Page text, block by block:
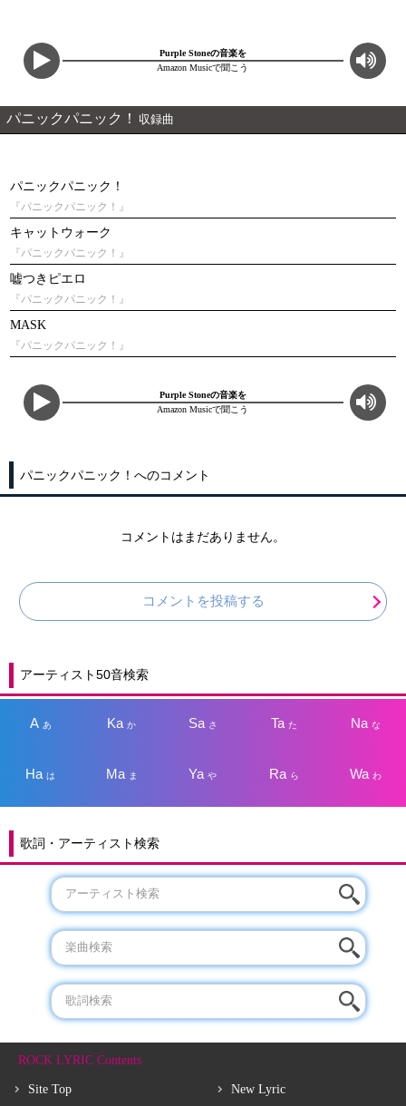
Purple Stoneの音楽を
Amazon Musicで聞こう
パニックパニック！ 収録曲
パニックパニック！
『パニックパニック！』
キャットウォーク
『パニックパニック！』
嘘つきピエロ
『パニックパニック！』
MASK
『パニックパニック！』
Purple Stoneの音楽を
Amazon Musicで聞こう
パニックパニック！へのコメント
コメントはまだありません。
コメントを投稿する
アーティスト50音検索
A あ Kaか Sa さ Taた Na な
Haは Ma ま Yaや Ra ら Wa わ
歌詞・アーティスト検索
ROCK LYRIC Contents
Site Top New Lyric